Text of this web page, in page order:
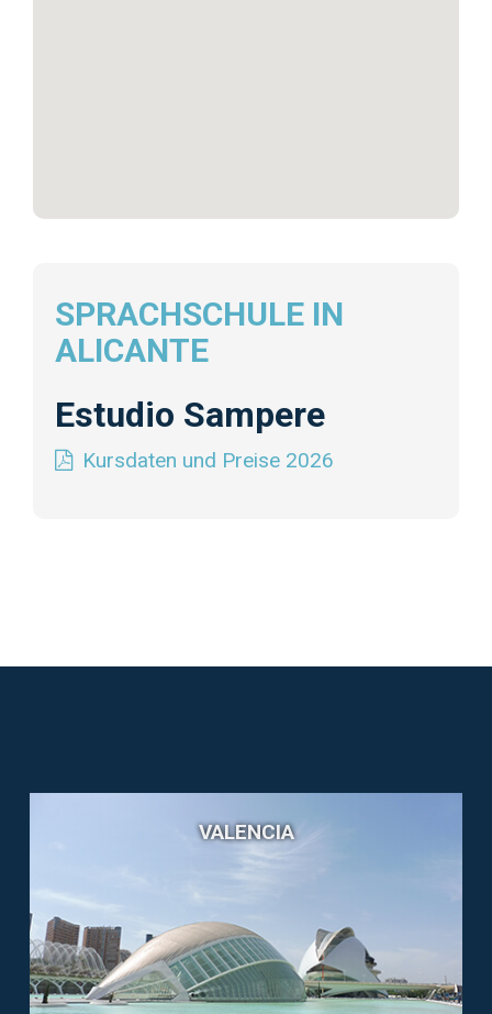
SPRACHSCHULE IN
ALICANTE
Estudio Sampere
Kursdaten und Preise 2026
VALENCIA